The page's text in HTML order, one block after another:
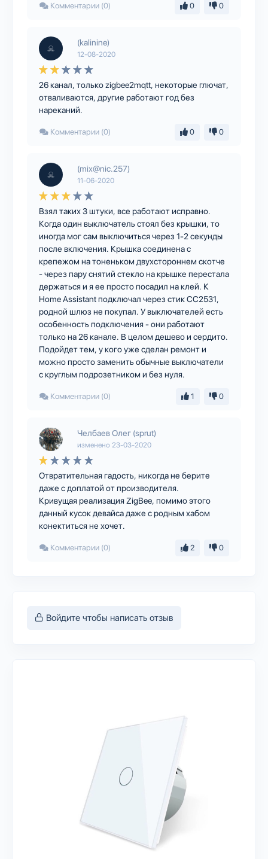
Комментарии (0) 0 0
(kalinine)
12-08-2020
26 канал, только zigbee2mqtt, некоторые глючат,
отваливаются, другие работают год без
нареканий.
Комментарии (0) 0 0
(mix@nic.257)
11-06-2020
Взял таких 3 штуки, все работают исправно.
Когда один выключатель стоял без крышки, то
иногда мог сам выключиться через 1-2 секунды
после включения. Крышка соединена с
крепежом на тоненьком двухстороннем скотче
- через пару снятий стекло на крышке перестала
держаться и я ее просто посадил на клей. К
Home Assistant подключал через стик CC2531,
родной шлюз не покупал. У выключателей есть
особенность подключения - они работают
только на 26 канале. В целом дешево и сердито.
Подойдет тем, у кого уже сделан ремонт и
можно просто заменить обычные выключатели
с круглым подрозетником и без нуля.
Комментарии (0) 1 0
Челбаев Олег (sprut)
изменено 23-03-2020
Отвратительная гадость, никогда не берите
даже с доплатой от производителя.
Кривущая реализация ZigBee, помимо этого
данный кусок девайса даже с родным хабом
конектиться не хочет.
Комментарии (0) 2 0
Войдите чтобы написать отзыв